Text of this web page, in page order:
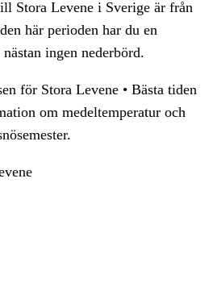
Stora Levene i Sverige är från
här perioden har du en
ingen nederbörd.
för Stora Levene • Bästa tiden
om medeltemperatur och